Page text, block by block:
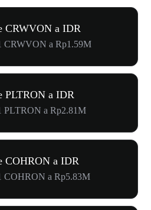
CRWVON a IDR
CRWVON a Rp1.59M
PLTRON a IDR
PLTRON a Rp2.81M
COHRON a IDR
COHRON a Rp5.83M